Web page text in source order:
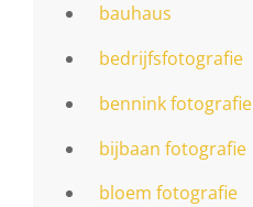
bauhaus
bedrijfsfotografie
bennink fotografie
bijbaan fotografie
bloem fotografie